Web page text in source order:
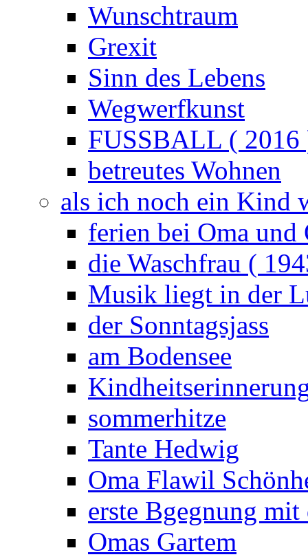
Wunschtraum
Grexit
Sinn des Lebens
Wegwerfkunst
FUSSBALL ( 2016
betreutes Wohnen
als ich noch ein Kind
ferien bei Oma
die Waschfrau (
Musik liegt in der
der Sonntagsjass
am Bodensee
sommerhitze
Tante Hedwig
Oma Flawil
erste Bgegnung mit
Omas Gartem